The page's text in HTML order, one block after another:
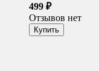
499 ₽
Отзывов нет